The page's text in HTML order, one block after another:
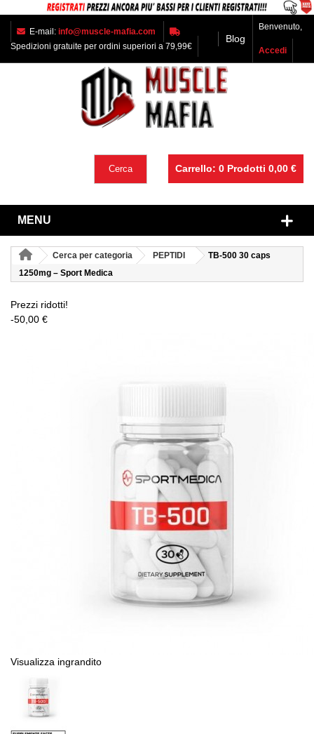
E-mail: info@muscle-mafia.com
Spedizioni gratuite per ordini superiori a 79,99€
Blog
Benvenuto,
Accedi
Carrello: 0 Prodotti 0,00 €
Cerca
MENU
Cerca per categoria PEPTIDI
TB-500 30 caps
1250mg – Sport Medica
Prezzi ridotti!
-50,00 €
Visualizza ingrandito